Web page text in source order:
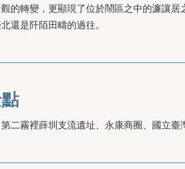
的轉變，更顯現了位於鬧區之中的濂讓
還是阡陌田疇的過往。
二霧裡薛圳支流遺址、永康商圈、國立臺